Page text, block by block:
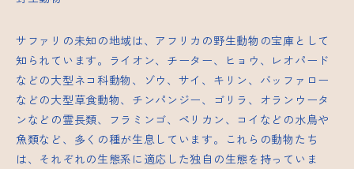
サファリの未知の地域は、アフリカの野生動物の宝庫として
知られています。ライオン、チーター、ヒョウ、レオパード
などの大型ネコ科動物、ゾウ、サイ、キリン、バッファロー
などの大型草食動物、チンパンジー、ゴリラ、オランウータ
ンなどの霊長類、フラミンゴ、ペリカン、コイなどの水鳥や
魚類など、多くの種が生息しています。これらの動物たち
は、それぞれの生態系に適応した独自の生態を持っていま